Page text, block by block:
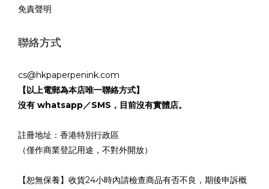
免責聲明
聯絡方式
cs@hkpaperpenink.com
【以上電郵為本店唯一聯絡方式】
沒有 whatsapp／SMS，目前沒有實體店。
註冊地址：香港特別行政區
（僅作商業登記用途，不對外開放）
【恕無保養】收貨24小時內請檢查商品有否不良，期後申訴概